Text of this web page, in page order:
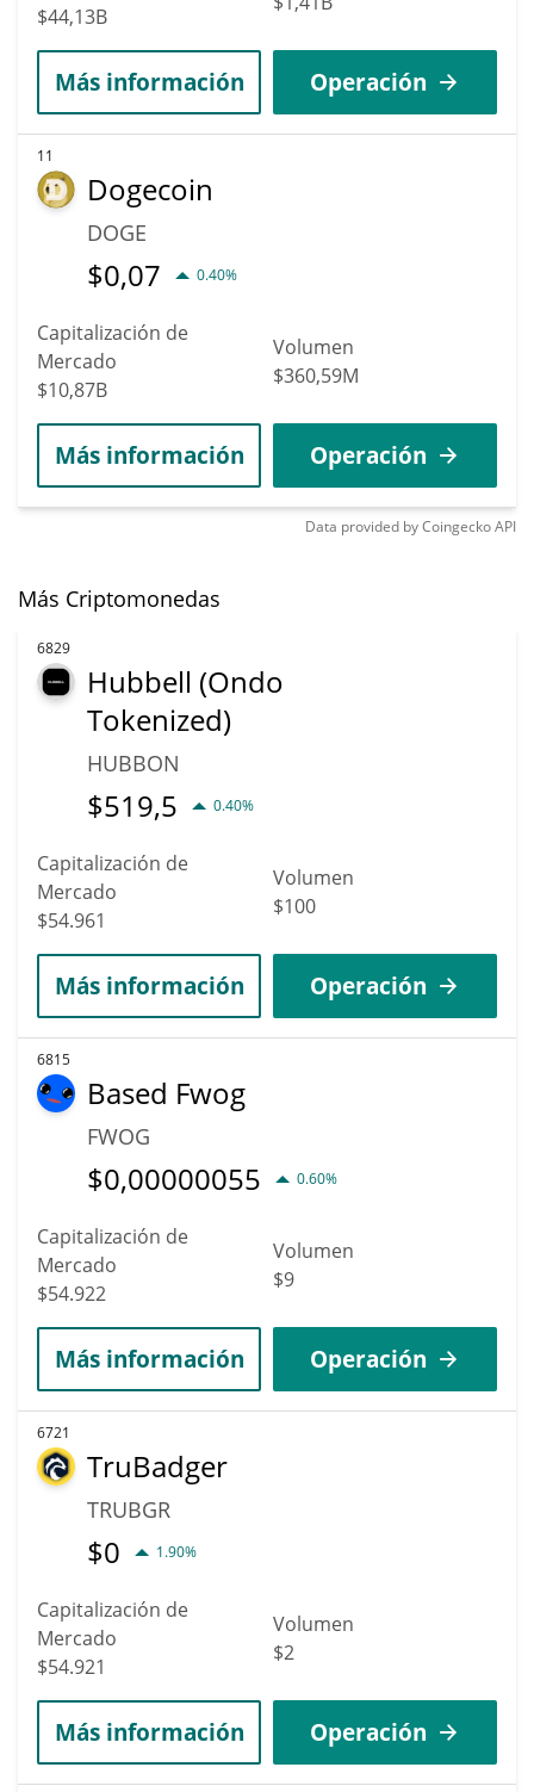
$44,13B
Más información Operación
11
Dogecoin
DOGE
$0,07 0.40%
Capitalización de
Mercado
$10,87B
Volumen
$360,59M
Más información Operación
Data provided byCoingeckoAPI
Más Criptomonedas
6829
Hubbell (Ondo
Tokenized)
HUBBON
$519,5 0.40%
Capitalización de
Mercado
$54.961
Volumen
$100
Más información Operación
6815
Based Fwog
FWOG
$0,00000055 0.60%
Capitalización de
Mercado
$54.922
Volumen
$9
Más información Operación
6721
TruBadger
TRUBGR
$0 1.90%
Capitalización de
Mercado
$54.921
Volumen
$2
Más información Operación